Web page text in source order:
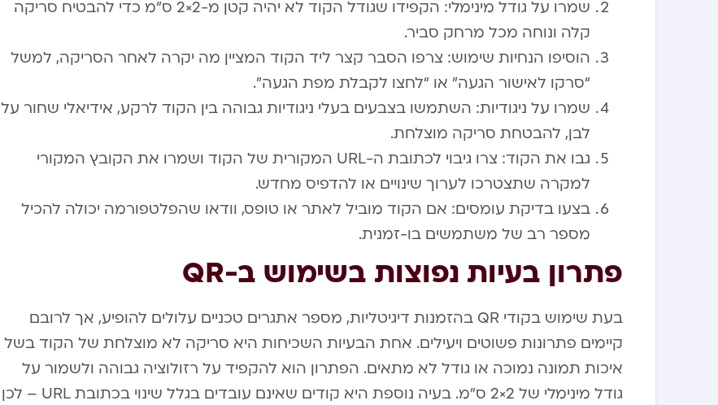
שמרו על גודל מינימלי: הקפידו שגודל הקוד לא יהיה קטן מ-2×2 ס”מ כדי להבטיח סריקה
קלה ונוחה מכל מרחק סביר.
הוסיפו הנחיות שימוש: צרפו הסבר קצר ליד הקוד המציין מה יקרה לאחר הסריקה, למשל
“סרקו לאישור הגעה” או “לחצו לקבלת מפת הגעה”.
שמרו על ניגודיות: השתמשו בצבעים בעלי ניגודיות גבוהה בין הקוד לרקע, אידיאלי שחור על
לבן, להבטחת סריקה מוצלחת.
גבו את הקוד: צרו גיבוי לכתובת ה-URL המקורית של הקוד ושמרו את הקובץ המקורי
למקרה שתצטרכו לערוך שינויים או להדפיס מחדש.
בצעו בדיקת עומסים: אם הקוד מוביל לאתר או טופס, וודאו שהפלטפורמה יכולה להכיל
מספר רב של משתמשים בו-זמנית.
פתרון בעיות נפוצות בשימוש ב-QR
בעת שימוש בקודי QR בהזמנות דיגיטליות, מספר אתגרים טכניים עלולים להופיע, אך לרובם
קיימים פתרונות פשוטים ויעילים. אחת הבעיות השכיחות היא סריקה לא מוצלחת של הקוד בשל
איכות תמונה נמוכה או גודל לא מתאים. הפתרון הוא להקפיד על רזולוציה גבוהה ולשמור על
גודל מינימלי של 2×2 ס”מ. בעיה נוספת היא קודים שאינם עובדים בגלל שינוי בכתובת URL – לכן